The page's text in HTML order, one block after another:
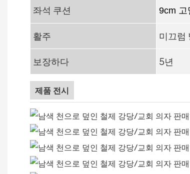
좌석 쿠션 9cm 고
활주 미끄럼
보장하다 5년
제품 전시